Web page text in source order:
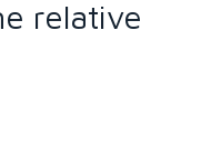
relative